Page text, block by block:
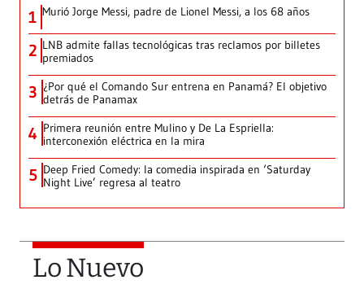
1 Murió Jorge Messi, padre de Lionel Messi, a los 68 años
2 LNB admite fallas tecnológicas tras reclamos por billetes
premiados
3 ¿Por qué el Comando Sur entrena en Panamá? El objetivo
detrás de Panamax
4 Primera reunión entre Mulino y De La Espriella:
interconexión eléctrica en la mira
5 Deep Fried Comedy: la comedia inspirada en ‘Saturday
Night Live’ regresa al teatro
Lo Nuevo